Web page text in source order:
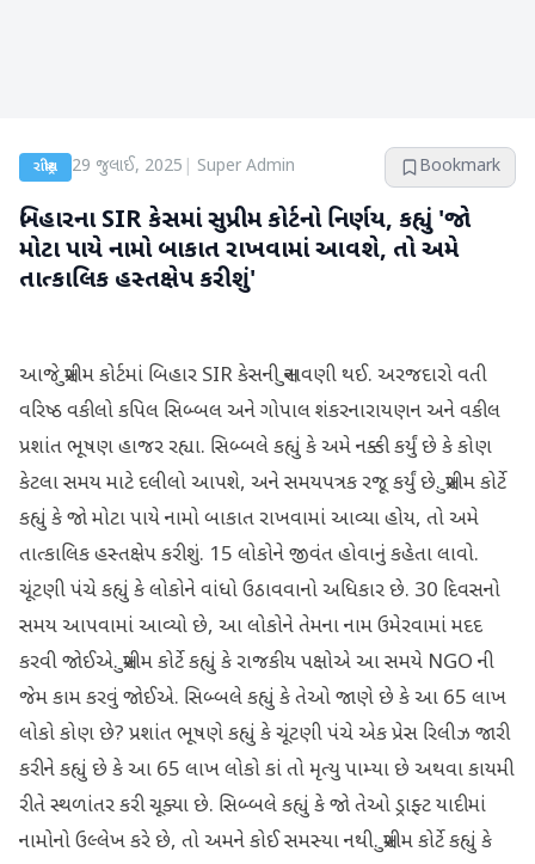
રાષ્ટ્રીય 29 જુલાઈ, 2025 Super Admin Bookmark
બિહારના SIR કેસમાં સુપ્રીમ કોર્ટનો નિર્ણય, કહ્યું 'જો
મોટા પાયે નામો બાકાત રાખવામાં આવશે, તો અમે
તાત્કાલિક હસ્તક્ષેપ કરીશું'
આજે સુપ્રીમ કોર્ટમાં બિહાર SIR કેસની સુનાવણી થઈ. અરજદારો વતી
વરિષ્ઠ વકીલો કપિલ સિબ્બલ અને ગોપાલ શંકરનારાયણન અને વકીલ
પ્રશાંત ભૂષણ હાજર રહ્યા. સિબ્બલે કહ્યું કે અમે નક્કી કર્યું છે કે કોણ
કેટલા સમય માટે દલીલો આપશે, અને સમયપત્રક રજૂ કર્યું છે. સુપ્રીમ કોર્ટે
કહ્યું કે જો મોટા પાયે નામો બાકાત રાખવામાં આવ્યા હોય, તો અમે
તાત્કાલિક હસ્તક્ષેપ કરીશું. 15 લોકોને જીવંત હોવાનું કહેતા લાવો.
ચૂંટણી પંચે કહ્યું કે લોકોને વાંધો ઉઠાવવાનો અધિકાર છે. 30 દિવસનો
સમય આપવામાં આવ્યો છે, આ લોકોને તેમના નામ ઉમેરવામાં મદદ
કરવી જોઈએ. સુપ્રીમ કોર્ટે કહ્યું કે રાજકીય પક્ષોએ આ સમયે NGO ની
જેમ કામ કરવું જોઈએ. સિબ્બલે કહ્યું કે તેઓ જાણે છે કે આ 65 લાખ
લોકો કોણ છે? પ્રશાંત ભૂષણે કહ્યું કે ચૂંટણી પંચે એક પ્રેસ રિલીઝ જારી
કરીને કહ્યું છે કે આ 65 લાખ લોકો કાં તો મૃત્યુ પામ્યા છે અથવા કાયમી
રીતે સ્થળાંતર કરી ચૂક્યા છે. સિબ્બલે કહ્યું કે જો તેઓ ડ્રાફ્ટ યાદીમાં
નામોનો ઉલ્લેખ કરે છે, તો અમને કોઈ સમસ્યા નથી. સુપ્રીમ કોર્ટે કહ્યું કે